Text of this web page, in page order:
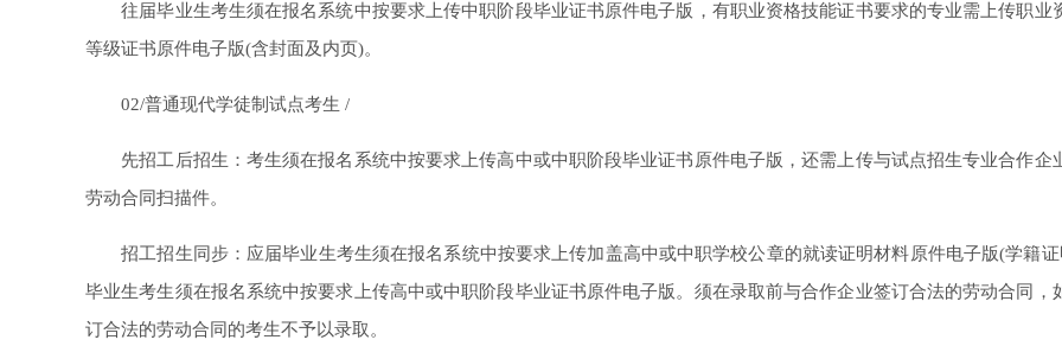
往届毕业生考生须在报名系统中按要求上传中职阶段毕业证书原件电子版，有职业资格技能证书要求的专业需上传职业
等级证书原件电子版(含封面及内页)。
02/普通现代学徒制试点考生 /
先招工后招生：考生须在报名系统中按要求上传高中或中职阶段毕业证书原件电子版，还需上传与试点招生专业合作企
劳动合同扫描件。
招工招生同步：应届毕业生考生须在报名系统中按要求上传加盖高中或中职学校公章的就读证明材料原件电子版(学籍证
毕业生考生须在报名系统中按要求上传高中或中职阶段毕业证书原件电子版。须在录取前与合作企业签订合法的劳动合同，
订合法的劳动合同的考生不予以录取。